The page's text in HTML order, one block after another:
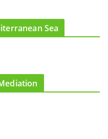
Sea